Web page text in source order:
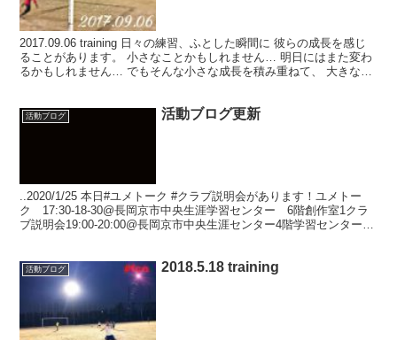
2017.09.06 training 日々の練習、ふとした瞬間に 彼らの成長を感じ
ることがあります。 小さなことかもしれません… 明日にはまた変わ
るかもしれません… でもそんな小さな成長を積み重ねて、 大きな成
活動ブログ 活動ブログ更新
..2020/1/25 本日#ユメトーク #クラブ説明会があります！ユメトー
ク 17:30-18-30@長岡京市中央生涯学習センター 6階創作室1クラ
ブ説明会19:00-20:00@長岡京市中央生涯センター4階学習センター学
活動ブログ 2018.5.18 training